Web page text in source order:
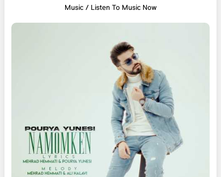
Music / Listen To Music Now